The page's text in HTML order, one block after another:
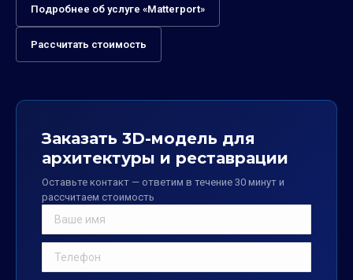
Подробнее об услуге «Matterport»
Рассчитать стоимость
Заказать 3D-модель для
архитектуры и реставрации
Оставьте контакт — ответим в течение 30 минут и
рассчитаем стоимость